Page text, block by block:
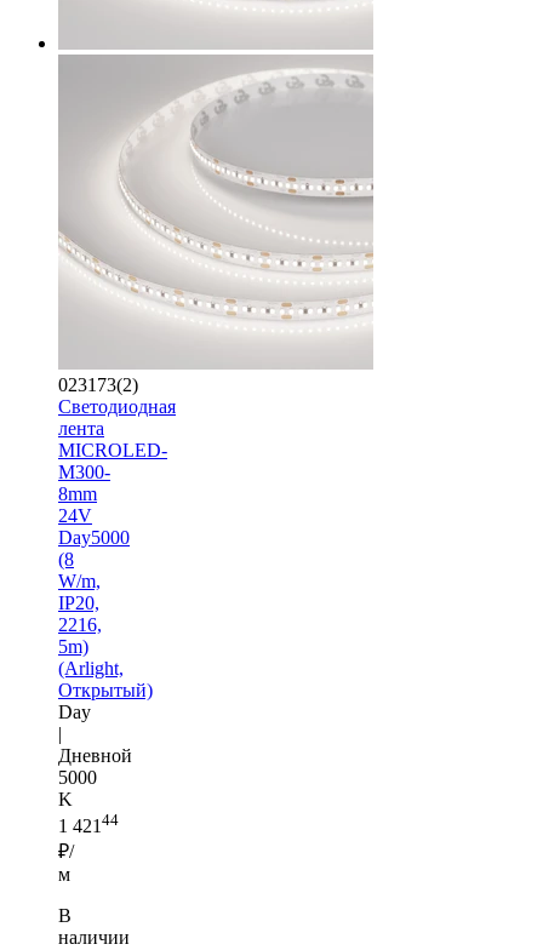
023173(2)
Светодиодная
лента
MICROLED-
M300-
8mm
24V
Day5000
(8
W/m,
IP20,
2216,
5m)
(Arlight,
Открытый)
Day
|
Дневной
5000
K
1 421 44
₽/
м
В
наличии